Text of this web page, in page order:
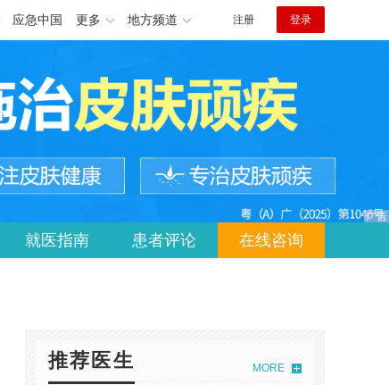
应急中国 更多 地方频道 注册 登录
就医指南 患者评论 在线咨询
推荐医生 MORE